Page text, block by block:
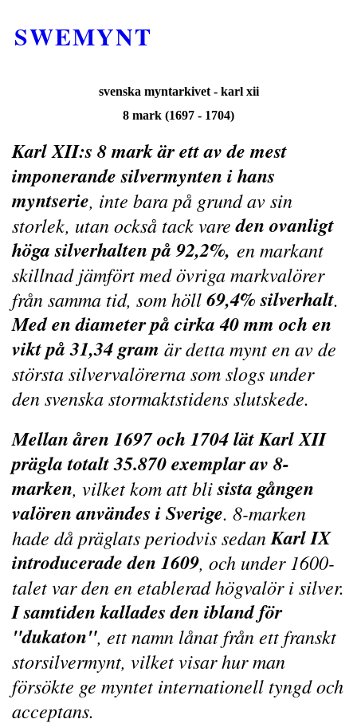
SWEMYNT
svenska myntarkivet - karl xii
8 mark (1697 - 1704)
Karl XII:s 8 mark är ett av de mest
imponerande silvermynten i hans
myntserie, inte bara på grund av sin
storlek, utan också tack vareden ovanligt
höga silverhalten på 92,2%, en markant
skillnad jämfört med övriga markvalörer
från samma tid, som höll69,4% silverhalt.
Med en diameter på cirka 40 mm och en
vikt på 31,34 gram är detta mynt en av de
största silvervalörerna som slogs under
den svenska stormaktstidens slutskede.
Mellan åren 1697 och 1704 lät Karl XII
prägla totalt 35.870 exemplar av 8-
marken, vilket kom att blisista gången
valören användes i Sverige. 8-marken
hade då präglats periodvis sedanKarl IX
introducerade den 1609, och under 1600-
talet var den en etablerad högvalör i silver.
I samtiden kallades den ibland för
"dukaton", ett namn lånat från ett franskt
storsilvermynt, vilket visar hur man
försökte ge myntet internationell tyngd och
acceptans.